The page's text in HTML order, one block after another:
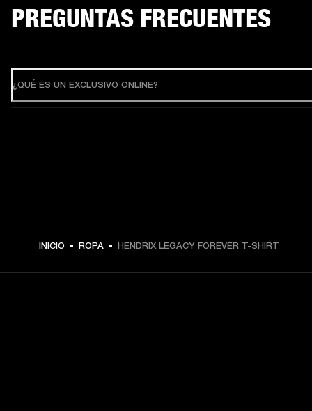
PREGUNTAS FRECUENTES
¿QUÉ ES UN EXCLUSIVO ONLINE?
INICIO ROPA HENDRIX LEGACY FOREVER T-SHIRT